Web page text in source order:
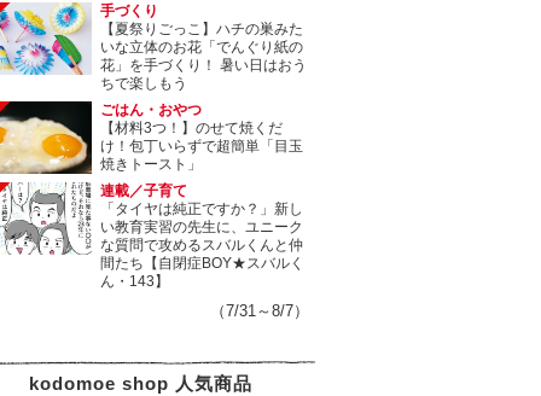
手づくり
【夏祭りごっこ】ハチの巣みた
いな立体のお花「でんぐり紙の
花」を手づくり！ 暑い日はおう
ちで楽しもう
ごはん・おやつ
【材料3つ！】のせて焼くだ
け！包丁いらずで超簡単「目玉
焼きトースト」
連載／子育て
「タイヤは純正ですか？」新し
い教育実習の先生に、ユニーク
な質問で攻めるスバルくんと仲
間たち【自閉症BOY★スバルく
ん・143】
（7/31～8/7）
kodomoe shop 人気商品